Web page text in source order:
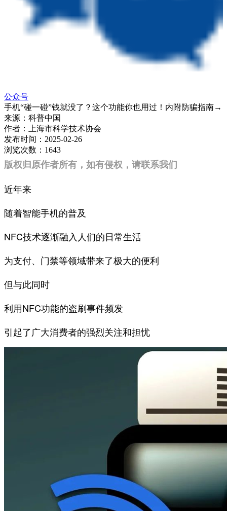
公众号
手机“碰一碰”钱就没了？这个功能你也用过！内附防骗指南→
来源： 科普中国
作者：
上海市科学技术协会
发布时间： 2025-02-26
浏览次数： 1643
版权归原作者所有，如有侵权，请联系我们
近年来
随着智能手机的普及
NFC技术逐渐融入人们的日常生活
为支付、门禁等领域带来了极大的便利
但与此同时
利用NFC功能的盗刷事件频发
引起了广大消费者的强烈关注和担忧